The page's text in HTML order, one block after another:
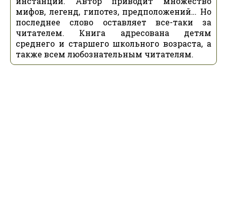
мифов, легенд, гипотез, предположений… Но
последнее слово оставляет все-таки за
читателем. Книга адресована детям
среднего и старшего школьного возраста, а
также всем любознательным читателям.